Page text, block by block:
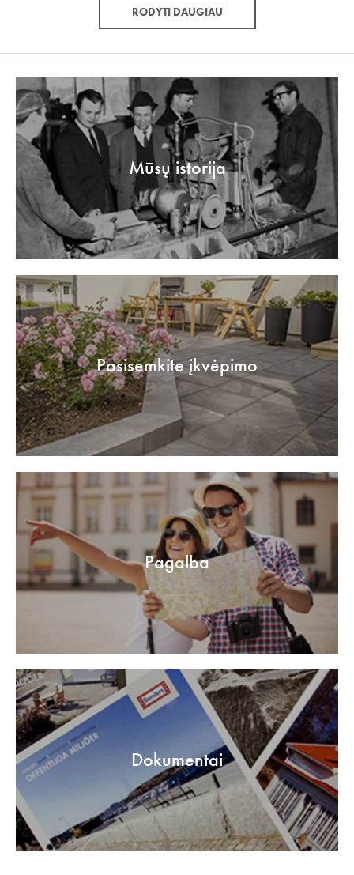
RODYTI DAUGIAU
Mūsų istorija
Pasisemkite įkvėpimo
Pagalba
Dokumentai